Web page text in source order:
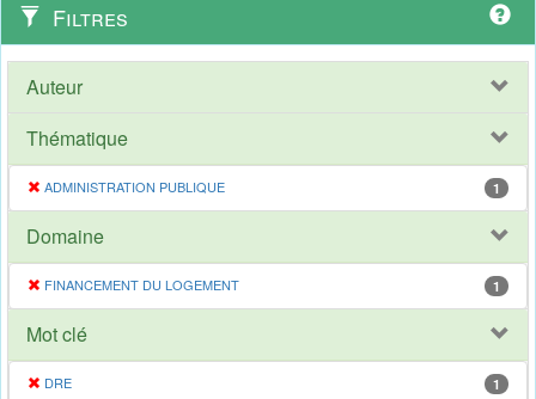
Filtres
Auteur
Thématique
ADMINISTRATION PUBLIQUE 1
Domaine
FINANCEMENT DU LOGEMENT 1
Mot clé
DRE 1